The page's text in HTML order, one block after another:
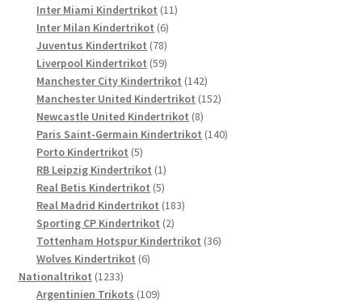
Produkte
Inter Miami Kindertrikot 1111
Inter Milan Kindertrikot 66
Produkte
Juventus Kindertrikot 7878
Produkte
Liverpool Kindertrikot 5959
Produkte
Manchester City Kindertrikot 142142
Produkte
Manchester United Kindertrikot 152152
Newcastle United Kindertrikot 88
Produkte
Paris Saint-Germain Kindertrikot 140140
Porto Kindertrikot 55
Produkte
RB Leipzig Kindertrikot 11
Produkt
Real Betis Kindertrikot 55
Produkte
Real Madrid Kindertrikot 183183
Sporting CP Kindertrikot 22
Produkte
Tottenham Hotspur Kindertrikot 3636
Wolves Kindertrikot 66
Nationaltrikot 12331233
Produkte
Argentinien Trikots 109109